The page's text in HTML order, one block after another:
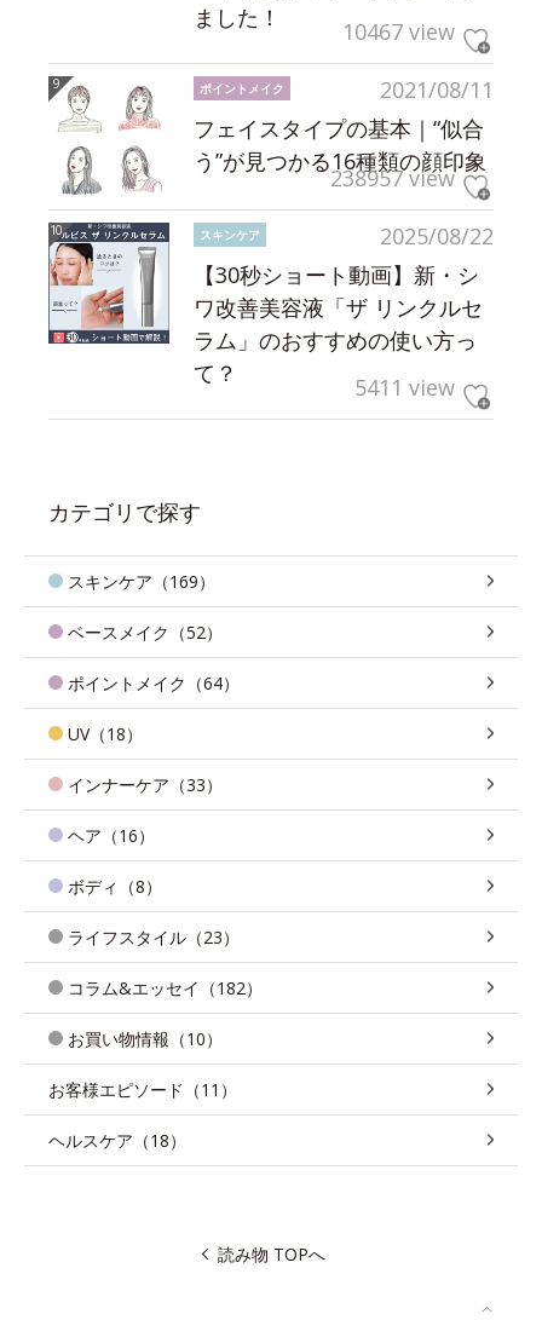
ました！
10467 view
2021/08/11
ポイントメイク
フェイスタイプの基本｜“似合
う”が見つかる16種類の顔印象
238957 view
2025/08/22
スキンケア
【30秒ショート動画】新・シ
ワ改善美容液「ザ リンクルセ
ラム」のおすすめの使い方っ
て？
5411 view
カテゴリで探す
スキンケア（169）
ベースメイク（52）
ポイントメイク（64）
UV（18）
インナーケア（33）
ヘア（16）
ボディ（8）
ライフスタイル（23）
コラム&エッセイ（182）
お買い物情報（10）
お客様エピソード（11）
ヘルスケア（18）
読み物 TOPへ